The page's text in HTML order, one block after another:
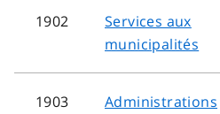
1902
Services aux
municipalités
1903
Administrations